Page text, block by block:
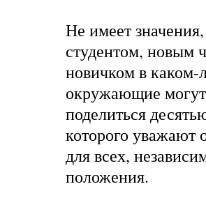
Не имеет
студентом, новым
новичком в каком-
окружающие могут
поделиться
которого уважают
для всех,
положения.